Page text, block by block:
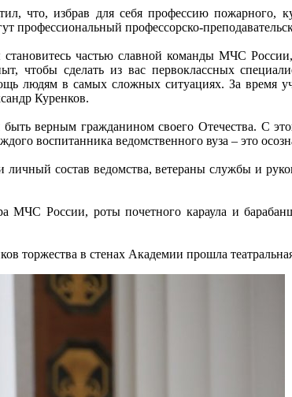
что, избрав для себя профессию пожарного,
профессорско-
частью славной команды МЧС
чтобы сделать из вас первоклассных
людям в самых сложных ситуациях. За время
Куренков.
верным гражданином своего Отечества. С
воспитанника ведомственного вуза – это
состав ведомства, ветераны службы и
МЧС России, роты почетного караула и
торжества в стенах Академии прошла